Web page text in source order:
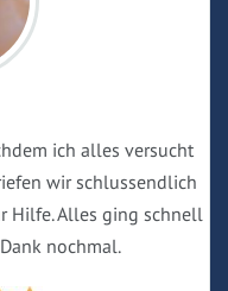
ich alles versucht
wir schlussendlich
Hilfe. Alles ging schnell
nochmal.